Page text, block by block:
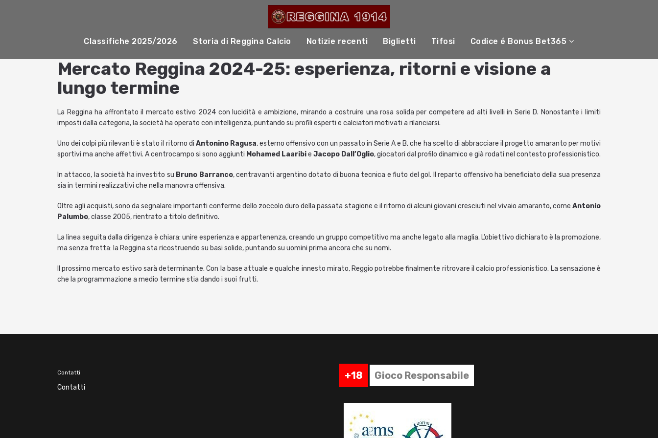
Classifiche 2025/2026 Storia di Reggina Calcio Notizie recenti Biglietti Tifosi Codice é Bonus Bet365
Mercato Reggina 2024-25: esperienza, ritorni e visione a
lungo termine
La Reggina ha affrontato il mercato estivo 2024 con lucidità e ambizione, mirando a costruire una rosa solida per competere ad alti livelli in Serie D. Nonostante i limiti
imposti dalla categoria, la società ha operato con intelligenza, puntando su profili esperti e calciatori motivati a rilanciarsi.
Uno dei colpi più rilevanti è stato il ritorno di Antonino Ragusa, esterno offensivo con un passato in Serie A e B, che ha scelto di abbracciare il progetto amaranto per motivi
sportivi ma anche affettivi. A centrocampo si sono aggiunti Mohamed Laaribie Jacopo Dall’Oglio, giocatori dal profilo dinamico e già rodati nel contesto professionistico.
In attacco, la società ha investito su Bruno Barranco, centravanti argentino dotato di buona tecnica e fiuto del gol. Il reparto offensivo ha beneficiato della sua presenza
sia in termini realizzativi che nella manovra offensiva.
Oltre agli acquisti, sono da segnalare importanti conferme dello zoccolo duro della passata stagione e il ritorno di alcuni giovani cresciuti nel vivaio amaranto, come Antonio
Palumbo, classe 2005, rientrato a titolo definitivo.
La linea seguita dalla dirigenza è chiara: unire esperienza e appartenenza, creando un gruppo competitivo ma anche legato alla maglia. L’obiettivo dichiarato è la promozione,
ma senza fretta: la Reggina sta ricostruendo su basi solide, puntando su uomini prima ancora che su nomi.
Il prossimo mercato estivo sarà determinante. Con la base attuale e qualche innesto mirato, Reggio potrebbe finalmente ritrovare il calcio professionistico. La sensazione è
che la programmazione a medio termine stia dando i suoi frutti.
Contatti
Contatti
+18 Gioco Responsabile